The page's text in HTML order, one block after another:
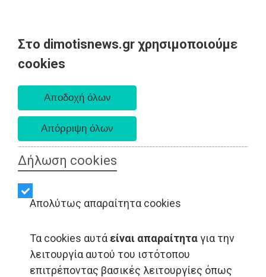
Στο dimotisnews.gr χρησιμοποιούμε
cookies
Δήλωση cookies
Απολύτως απαραίτητα cookies
Τα cookies αυτά είναι απαραίτηταγια την
λειτουργία αυτού του ιστότοπου
επιτρέποντας βασικές λειτουργίες όπως